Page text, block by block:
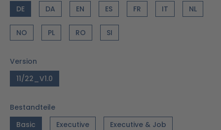
DE
DA EN ES FR IT NL
NO PL RO SI
Version
11/22_V1.0
Bestandteile
Basic
Executive Executive & Job